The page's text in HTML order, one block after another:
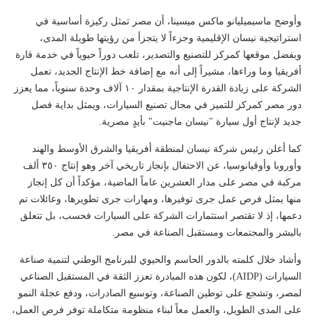
وأوضح ماسيميليانو ماكس ميسينا، أن مصر تمثل ركيزة أساسية في
استراتيجية نيسان الإقليمية وجزءاً لا يتجزأ من رؤيتها طويلة المدى،
وبفضل موقعها كمركز للتصنيع والتصدير، تلعب دوراً حيوياً في خدمة قارة
أفريقيا وما وراءها، مشيراً إلى أنه مع إضافة خط الإنتاج الجديد، تعمل
الشركة على زيادة القدرة الإنتاجية بمقدار ١٠ آلاف وحدة سنوياً، مما يعزز
دور مصر كمركز للتميز في مجال تصنيع السيارات، ويمثل بداية فصل
جديد لإنتاج أول سيارة "نيسان ماجنيت" بأيدٍ مصرية.
كما أعلن رئيس شركة نيسان لمنطقة أفريقيا والشرق الأوسط والهند
وأوروبا وأوقيانوسيا، عن الاحتفال بإنجاز تاريخي آخر وهو إنتاج ٣٥٠ ألف
مركبة في مصر على مدار العشرين عاماً الماضية، مؤكداً أن كل إنجاز
منها يمثل فرص عمل جرى توفيرها، ومهارات جرى تطويرها، وعائلات تم
دعمها، إذ لا تقتصر استثمارات الشركة على السيارات فحسب، بل تتعلق
بالبشر والمجتمعات ومستقبل الصناعة في مصر.
وأشاد خلال كلمته بالدور الحاسم والحيوي للبرنامج الوطني لتنمية صناعة
السيارات (AIDP)، لكون هذه المبادرة تعزز الثقة في المستقبل الصناعي
لمصر، وتشجع على توطين الصناعة، وتوسيع الصادرات، ودفع عجلة النمو
على المدى الطويل، والعمل معاً لبناء منظومة متكاملة توفر فرص العمل،